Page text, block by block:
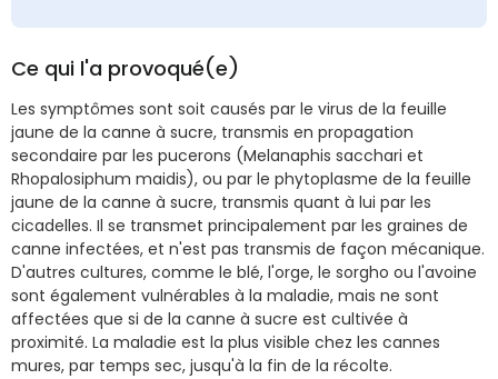
Ce qui l'a provoqué(e)
Les symptômes sont soit causés par le virus de la feuille
jaune de la canne à sucre, transmis en propagation
secondaire par les pucerons (Melanaphis sacchari et
Rhopalosiphum maidis), ou par le phytoplasme de la feuille
jaune de la canne à sucre, transmis quant à lui par les
cicadelles. Il se transmet principalement par les graines de
canne infectées, et n'est pas transmis de façon mécanique.
D'autres cultures, comme le blé, l'orge, le sorgho ou l'avoine
sont également vulnérables à la maladie, mais ne sont
affectées que si de la canne à sucre est cultivée à
proximité. La maladie est la plus visible chez les cannes
mures, par temps sec, jusqu'à la fin de la récolte.